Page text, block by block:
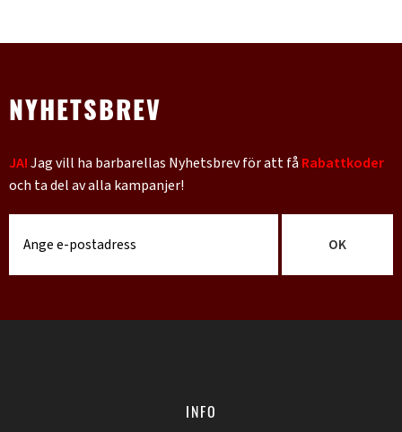
NYHETSBREV
JA!Jag vill ha barbarellas Nyhetsbrev för att fåRabattkoder
och ta del av alla kampanjer!
OK
INFO